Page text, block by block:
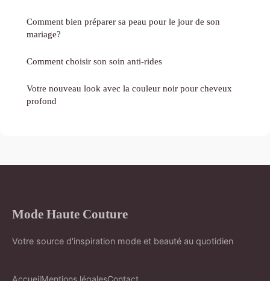
Comment bien préparer sa peau pour le jour de son
mariage?
Comment choisir son soin anti-rides
Votre nouveau look avec la couleur noir pour cheveux
profond
Mode Haute Couture
Votre source d'inspiration mode et beauté au quotidien
AccueilMentions légalesContact